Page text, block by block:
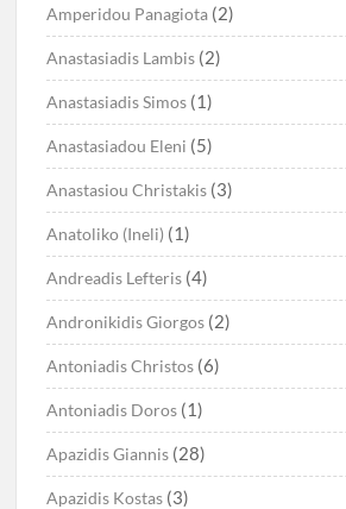
Amperidou Panagiota (2)
Anastasiadis Lambis (2)
Anastasiadis Simos (1)
Anastasiadou Eleni (5)
Anastasiou Christakis (3)
Anatoliko (Ineli) (1)
Andreadis Lefteris (4)
Andronikidis Giorgos (2)
Antoniadis Christos (6)
Antoniadis Doros (1)
Apazidis Giannis (28)
Apazidis Kostas (3)